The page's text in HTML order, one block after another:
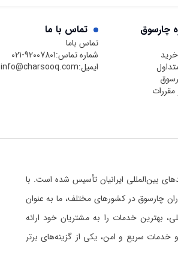
گوشی‌های هوشمند
چارسوق تماس با ما
تماس باما
شماره تماس:021-92007801
ایمیل:info@charsooq.com
تسهیل خریدهای بین‌المللی ایرانیان تأسیس شده است. با
چارسوق در کشورهای مختلف، ما به عنوان
بهترین خدمات را به مشتریان خود ارائه
سریع و امن، یکی از گزینه‌های برتر
است. برای خواندن بیشتر راجع به اعتبار